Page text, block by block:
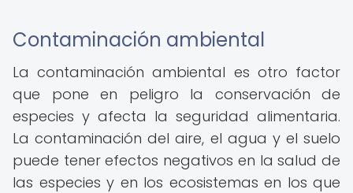
Contaminación ambiental
La contaminación ambiental es otro factor
que pone en peligro la conservación de
especies y afecta la seguridad alimentaria.
La contaminación del aire, el agua y el suelo
puede tener efectos negativos en la salud de
las especies y en los ecosistemas en los que